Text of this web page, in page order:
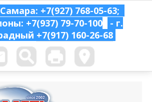
+7(927) 768-05-63;
+7(937) 79-70-100
- г.
+7(917) 160-26-68